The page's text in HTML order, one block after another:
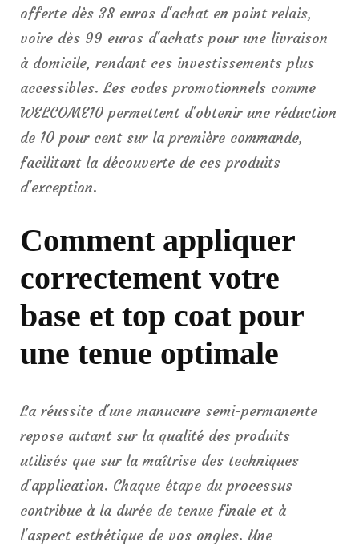
offerte dès 38 euros d'achat en point relais,
voire dès 99 euros d'achats pour une livraison
à domicile, rendant ces investissements plus
accessibles. Les codes promotionnels comme
WELCOME10 permettent d'obtenir une réduction
de 10 pour cent sur la première commande,
facilitant la découverte de ces produits
d'exception.
Comment appliquer
correctement votre
base et top coat pour
une tenue optimale
La réussite d'une manucure semi-permanente
repose autant sur la qualité des produits
utilisés que sur la maîtrise des techniques
d'application. Chaque étape du processus
contribue à la durée de tenue finale et à
l'aspect esthétique de vos ongles. Une